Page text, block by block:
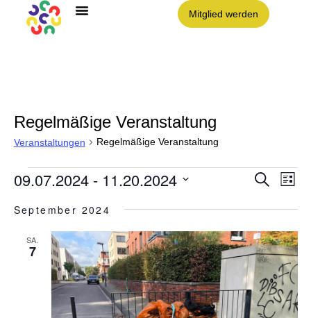
Mitglied werden
Regelmäßige Veranstaltung
Veranstaltungen Regelmäßige Veranstaltung
und
Suche
Liste
09.07.2024 - 11.20.2024
wählen.
September 2024
SA.
7